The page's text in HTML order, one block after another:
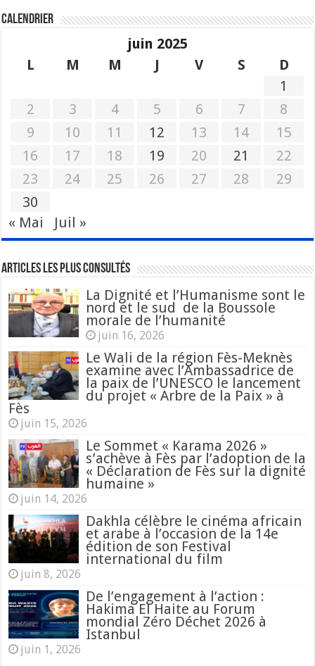
Calendrier
juin 2025
L
M M J V S
D
1
2
3 4 5 6 7
8
9
10 11 12 13 14
15
16
17 18 19 20 21
22
23
24 25 26 27 28
29
30
« Mai
Juil »
Articles les plus consultés
La Dignité et l’Humanisme sont le
nord et le sud de la Boussole
morale de l’humanité
juin 16, 2026
Le Wali de la région Fès-Meknès
examine avec l’Ambassadrice de
la paix de l’UNESCO le lancement
du projet « Arbre de la Paix » à
Fès
juin 15, 2026
Le Sommet « Karama 2026 »
s’achève à Fès par l’adoption de la
« Déclaration de Fès sur la dignité
humaine »
juin 14, 2026
Dakhla célèbre le cinéma africain
et arabe à l’occasion de la 14e
édition de son Festival
international du film
juin 8, 2026
De l’engagement à l’action :
Hakima El Haite au Forum
mondial Zéro Déchet 2026 à
Istanbul
juin 1, 2026